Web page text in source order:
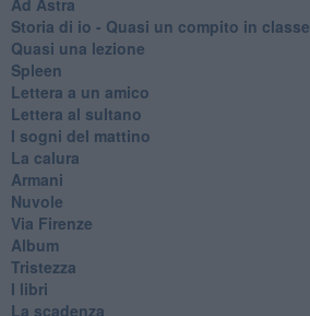
Storia di io - Quasi un compito in classe
Quasi una lezione
Spleen
Lettera a un amico
Lettera al sultano
I sogni del mattino
La calura
Armani
Nuvole
Via Firenze
Album
Tristezza
I libri
La scadenza